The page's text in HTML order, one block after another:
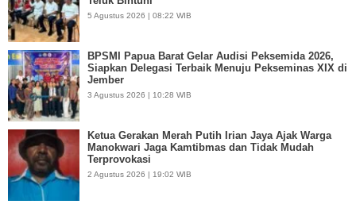
5 Agustus 2026 | 08:22 WIB
BPSMI Papua Barat Gelar Audisi Peksemida 2026,
Siapkan Delegasi Terbaik Menuju Pekseminas XIX di
Jember
3 Agustus 2026 | 10:28 WIB
Ketua Gerakan Merah Putih Irian Jaya Ajak Warga
Manokwari Jaga Kamtibmas dan Tidak Mudah
Terprovokasi
2 Agustus 2026 | 19:02 WIB